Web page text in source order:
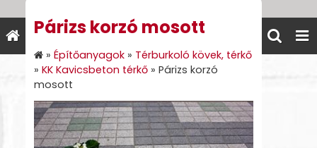
Párizs korzó mosott
» Építőanyagok » Térburkoló kövek, térkő
» KK Kavicsbeton térkő » Párizs korzó
mosott